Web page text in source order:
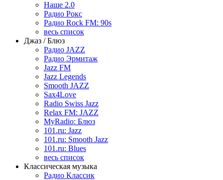
Наше 2.0
Радио Рокс
Радио Rock FM: 90s
весь список
Джаз / Блюз
Радио JAZZ
Радио Эрмитаж
Jazz FM
Jazz Legends
Smooth JAZZ
Sax4Love
Radio Swiss Jazz
Relax FM: JAZZ
MyRadio: Блюз
101.ru: Jazz
101.ru: Smooth Jazz
101.ru: Blues
весь список
Классическая музыка
Радио Классик